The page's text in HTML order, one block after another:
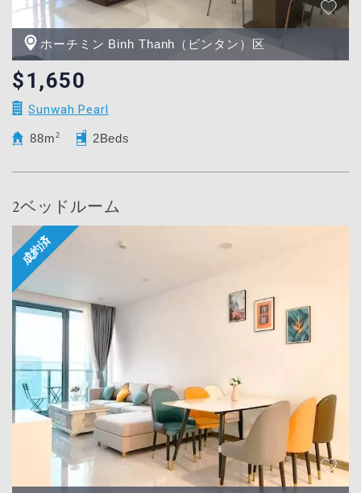
ホーチミン Binh Thanh（ビンタン）区
$1,650
Sunwah Pearl
88m 2 2Beds
2ベッドルーム